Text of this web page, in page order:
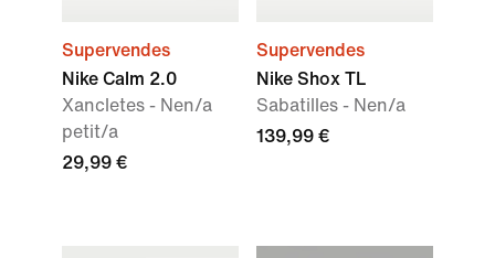
Supervendes
Nike Calm 2.0
Xancletes - Nen/a
petit/a
29,99 €
Supervendes
Nike Shox TL
Sabatilles - Nen/a
139,99 €